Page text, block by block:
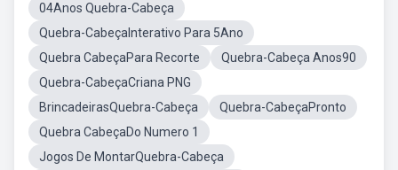
04Anos Quebra-Cabeça
Quebra-CabeçaInterativo Para 5Ano
Quebra CabeçaPara Recorte
Quebra-Cabeça Anos90
Quebra-CabeçaCriana PNG
BrincadeirasQuebra-Cabeça
Quebra-CabeçaPronto
Quebra CabeçaDo Numero 1
Jogos De MontarQuebra-Cabeça